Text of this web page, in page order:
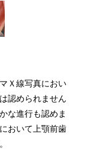
Ｘ線写真におい
認められません
な進行も認めま
おいて上顎前歯